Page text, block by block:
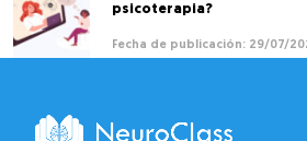
psicoterapia?
29/07/